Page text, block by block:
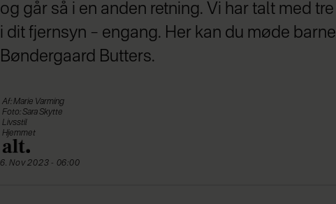
og går så i en anden retning. Vi har talt med
i dit fjernsyn – engang. Her kan du møde
Bøndergaard Butters.
Af: Marie Varming
Foto: Sara Skytte
Livsstil
Hjemmet
6. Nov 2023 - 06:00